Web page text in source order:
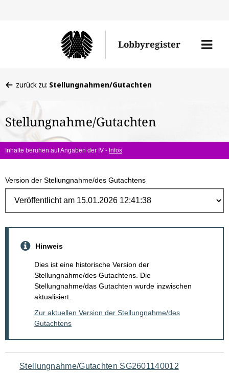
Lobbyregister
Menü
befinden
hier:
zurück zu: Stellungnahmen/Gutachten
Stellungnahme/Gutachten
Inhalte beruhen auf Angaben der IV - Infos
Version der Stellungnahme/des Gutachtens
Hinweis
Dies ist eine historische Version der
Stellungnahme/des Gutachtens. Die
Stellungnahme/das Gutachten wurde inzwischen
aktualisiert.
Zur aktuellen Version der Stellungnahme/des
Gutachtens
Navigation
Stellungnahme/Gutachten SG2601140012